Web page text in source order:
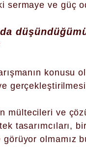
ve güç
konusu
mültecileri ve
tasarımcıları,
olmamız